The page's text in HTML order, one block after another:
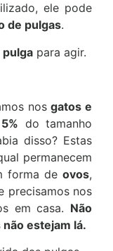
ele pode
de pulgas.
para agir.
nosgatos e
do tamanho
disso? Estas
permanecem
forma de ovos,
precisamos nos
em casa. Não
estejam lá.